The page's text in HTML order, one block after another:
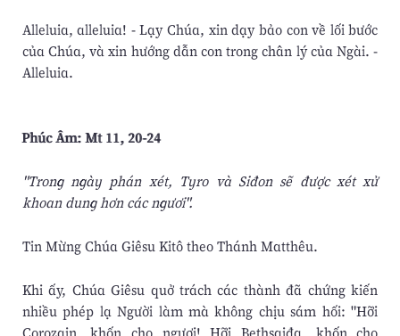
Alleluia, alleluia! - Lạy Chúa, xin dạy bảo con về lối bước
của Chúa, và xin hướng dẫn con trong chân lý của Ngài. -
Alleluia.
Phúc Âm: Mt 11, 20-24
"Trong ngày phán xét, Tyro và Siđon sẽ được xét xử
khoan dung hơn các ngươi".
Tin Mừng Chúa Giêsu Kitô theo Thánh Matthêu.
Khi ấy, Chúa Giêsu quở trách các thành đã chứng kiến
nhiều phép lạ Người làm mà không chịu sám hối: "Hỡi